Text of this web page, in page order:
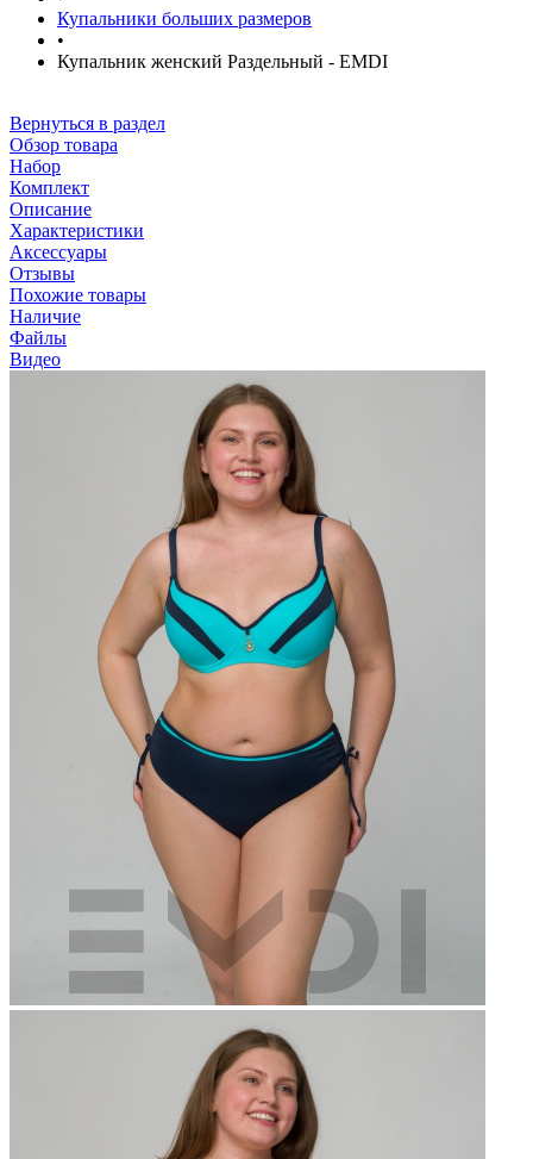
Купальники больших размеров
•
Купальник женский Раздельный - EMDI
Вернуться в раздел
Обзор товара
Набор
Комплект
Описание
Характеристики
Аксессуары
Отзывы
Похожие товары
Наличие
Файлы
Видео